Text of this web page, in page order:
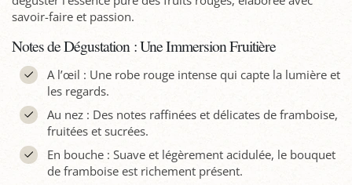
savoir-faire et passion.
Notes de Dégustation : Une Immersion Fruitière
A l’œil : Une robe rouge intense qui capte la lumière et
les regards.
Au nez : Des notes raffinées et délicates de framboise,
fruitées et sucrées.
En bouche : Suave et légèrement acidulée, le bouquet
de framboise est richement présent.